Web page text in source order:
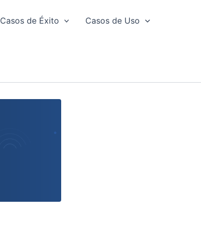
Casos de Éxito Casos de Uso